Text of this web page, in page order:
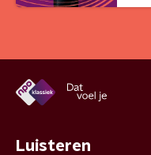
Luisteren